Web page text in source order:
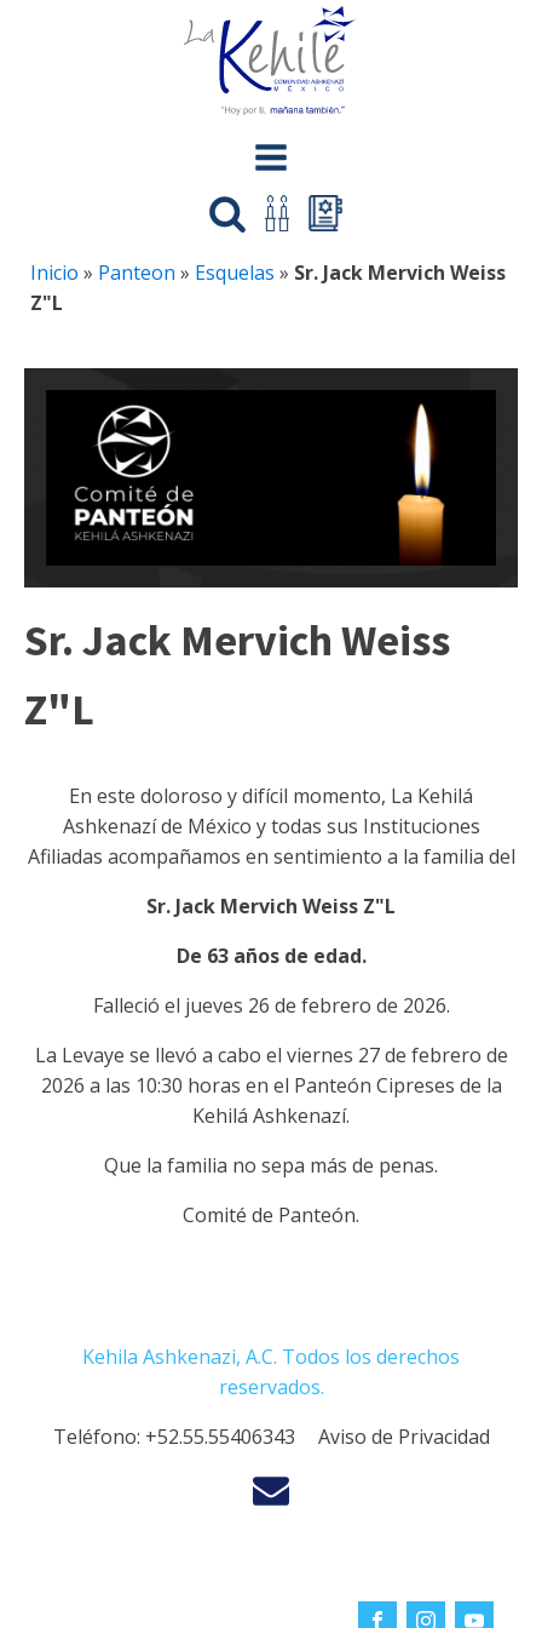
Inicio » Panteon » Esquelas » Sr. Jack Mervich Weiss
Z"L
Sr. Jack Mervich Weiss
Z"L
En este doloroso y difícil momento, La Kehilá
Ashkenazí de México y todas sus Instituciones
Afiliadas acompañamos en sentimiento a la familia del
Sr. Jack Mervich Weiss Z"L
De 63 años de edad.
Falleció el jueves 26 de febrero de 2026.
La Levaye se llevó a cabo el viernes 27 de febrero de
2026 a las 10:30 horas en el Panteón Cipreses de la
Kehilá Ashkenazí.
Que la familia no sepa más de penas.
Comité de Panteón.
Kehila Ashkenazi, A.C. Todos los derechos
reservados.
Teléfono: +52.55.55406343 Aviso de Privacidad